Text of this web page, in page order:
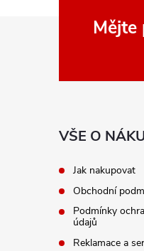
Mějte
VŠE O
Jak nakupovat
Obchodní
Podmínky
údajů
Reklamace a